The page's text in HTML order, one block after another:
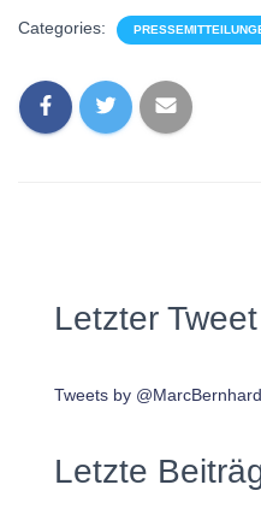
Categories:
Letzter Tweet
Tweets by
Letzte